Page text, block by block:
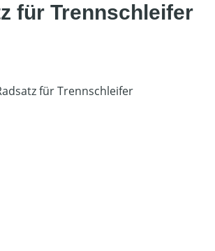
für Trennschleifer